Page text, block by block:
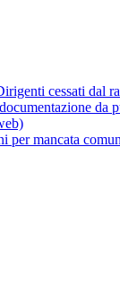
cessati dal
da
per mancata